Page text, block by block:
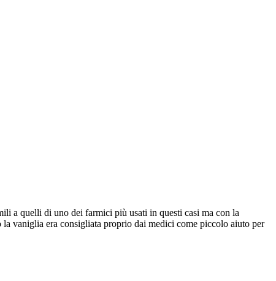
a quelli di uno dei farmici più usati in questi casi ma con la
vaniglia era consigliata proprio dai medici come piccolo aiuto per